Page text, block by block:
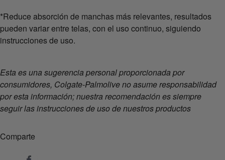
*Reduce absorción de manchas más relevantes, resultados
pueden variar entre telas, con el uso continuo, siguiendo
instrucciones de uso.
Esta es una sugerencia personal proporcionada por
consumidores, Colgate-Palmolive no asume responsabilidad
por esta información; nuestra recomendación es siempre
seguir las instrucciones de uso de nuestros productos
Comparte